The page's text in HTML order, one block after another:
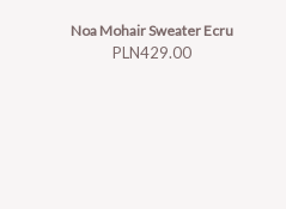
Noa Mohair Sweater Ecru
Price
PLN429.00